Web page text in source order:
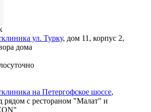
ул. Турку, дом 11, корпус 2,
дома
на Петергофское шоссе,
рядом с рестораном "Малат" и